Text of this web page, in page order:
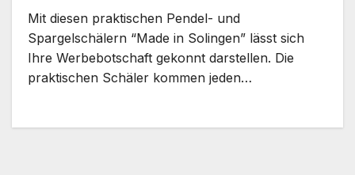
Mit diesen praktischen Pendel- und
Spargelschälern “Made in Solingen” lässt sich
Ihre Werbebotschaft gekonnt darstellen. Die
praktischen Schäler kommen jeden…